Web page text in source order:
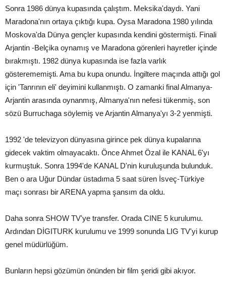
Sonra 1986 dünya kupasında çalıştım. Meksika'daydı. Yani
Maradona'nın ortaya çıktığı kupa. Oysa Maradona 1980 yılında
Moskova'da Dünya gençler kupasında kendini göstermişti. Finali
Arjantin -Belçika oynamış ve Maradona görenleri hayretler içinde
bırakmıştı. 1982 dünya kupasında ise fazla varlık
gösterememişti. Ama bu kupa onundu. İngiltere maçında attığı gol
için 'Tanrının eli' deyimini kullanmıştı. O zamanki final Almanya-
Arjantin arasında oynanmış, Almanya'nın nefesi tükenmiş, son
sözü Burruchaga söylemiş ve Arjantin Almanya'yı 3-2 yenmişti.
1992 'de televizyon dünyasına girince pek dünya kupalarına
gidecek vaktim olmayacaktı. Önce Ahmet Özal ile KANAL 6'yı
kurmuştuk. Sonra 1994'de KANAL D'nin kuruluşunda bulunduk.
Ben o ara Uğur Dündar üstadıma 5 saat süren İsveç-Türkiye
maçı sonrası bir ARENA yapma şansım da oldu.
Daha sonra SHOW TV'ye transfer. Orada CINE 5 kurulumu.
Ardından DİGITURK kurulumu ve 1999 sonunda LIG TV'yi kurup
genel müdürlüğüm.
Bunların hepsi gözümün önünden bir film şeridi gibi akıyor.